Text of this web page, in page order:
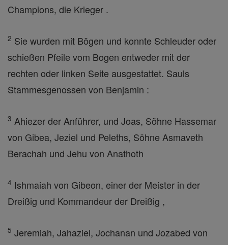
Champions, die Krieger .
2 Sie wurden mit Bögen und konnte Schleuder oder
schießen Pfeile vom Bogen entweder mit der
rechten oder linken Seite ausgestattet. Sauls
Stammesgenossen von Benjamin :
3 Ahiezer der Anführer, und Joas, Söhne Hassemar
von Gibea, Jeziel und Peleths, Söhne Asmaveth
Berachah und Jehu von Anathoth
4 Ishmaiah von Gibeon, einer der Meister in der
Dreißig und Kommandeur der Dreißig ,
5 Jeremiah, Jahaziel, Jochanan und Jozabed von